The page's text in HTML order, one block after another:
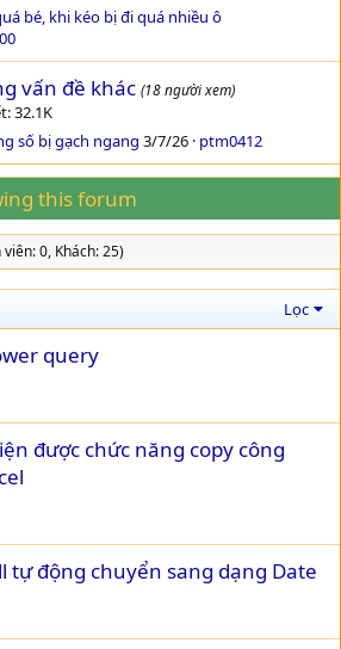
bé, khi kéo bị đi quá nhiều ô
vấn đề khác (18 người xem)
32.1K
số bị gạch ngang 3/7/26 ptm0412
this forum
0, Khách: 25)
Lọc
query
được chức năng copy công
tự động chuyển sang dạng Date